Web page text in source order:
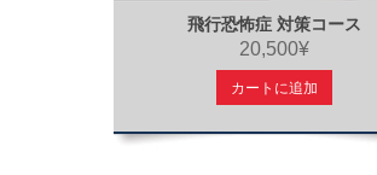
飛行恐怖症 対策コース
20,500¥
カートに追加